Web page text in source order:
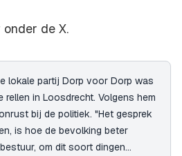
de X.
lokale partij Dorp voor Dorp was
in Loosdrecht. Volgens hem
bij de politiek. "Het gesprek
is hoe de bevolking beter
om dit soort dingen…